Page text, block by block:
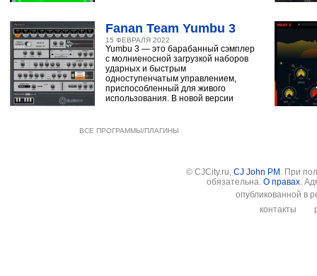
Fanan Team Yumbu 3
15 ФЕВРАЛЯ 2022
Yumbu 3 — это барабанный сэмплер
с молниеносной загрузкой наборов
ударных и быстрым
одноступенчатым управлением,
приспособленный для живого
использования. В новой версии
ВСЕ ПРОГРАММЫ/ПЛАГИНЫ
© CJCity.ru, CJ John PM . При
обязательна. О правах.
опубликованной в
контакты